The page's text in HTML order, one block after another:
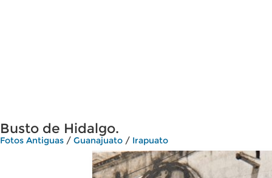
Busto de Hidalgo.
Fotos Antiguas / Guanajuato / Irapuato